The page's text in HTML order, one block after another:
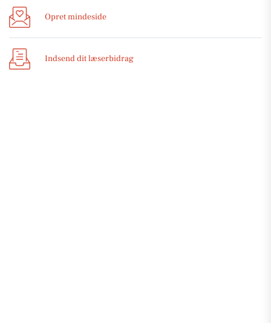
Opret mindeside
Indsend dit læserbidrag